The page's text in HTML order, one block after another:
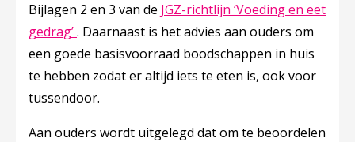
Bijlagen 2 en 3 van de JGZ-richtlijn ‘Voeding en eet
gedrag’Deze linkt opent in een nieuw tabblad
​. Daarnaast is het advies aan ouders om
een goede basisvoorraad boodschappen in huis
te hebben zodat er altijd iets te eten is, ook voor
tussendoor.
Aan ouders wordt uitgelegd dat om te beoordelen